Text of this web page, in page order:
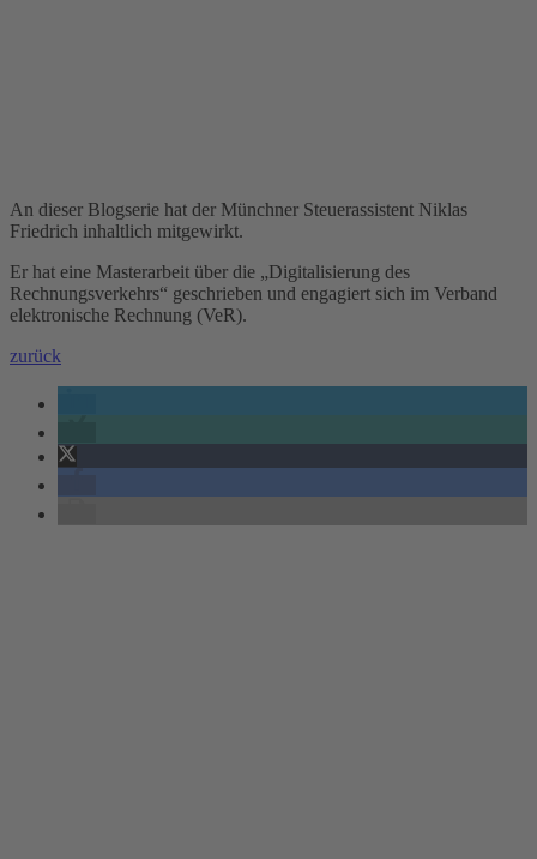
An dieser Blogserie hat der Münchner Steuerassistent Niklas
Friedrich inhaltlich mitgewirkt.
Er hat eine Masterarbeit über die „Digitalisierung des
Rechnungsverkehrs“ geschrieben und engagiert sich im Verband
elektronische Rechnung (VeR).
zurück